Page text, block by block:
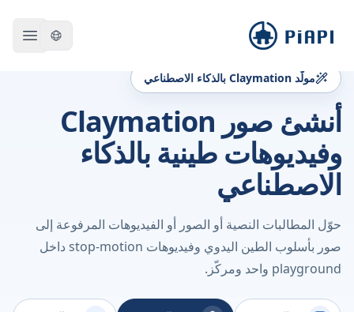
piapi
مولّد Claymation بالذكاء الاصطناعي
أنشئ صور Claymation
وفيديوهات طينية بالذكاء
الاصطناعي
حوّل المطالبات النصية أو الصور أو الفيديوهات المرفوعة إلى
صور بأسلوب الطين اليدوي وفيديوهات stop-motion داخل
playground واحد ومركّز.